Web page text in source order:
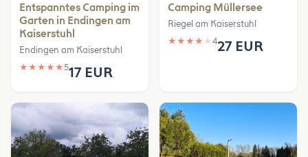
Entspanntes Camping im
Garten in Endingen am
Kaiserstuhl
Endingen am Kaiserstuhl
★ ★ ★ ★ ★517 EUR
Camping Müllersee
Riegel am Kaiserstuhl
★ ★ ★ ★ ★ 427 EUR